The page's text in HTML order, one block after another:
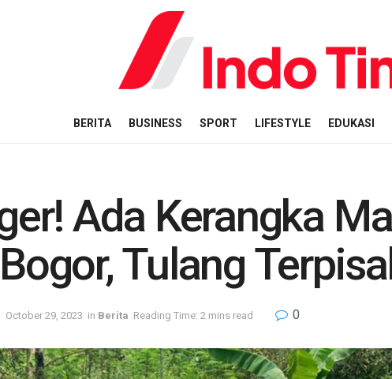
BERITA BUSINESS SPORT LIFESTYLE EDUKASI
Ada Kerangka
Tulang
October 29, 2023 in Berita Reading Time: 2 mins read 0